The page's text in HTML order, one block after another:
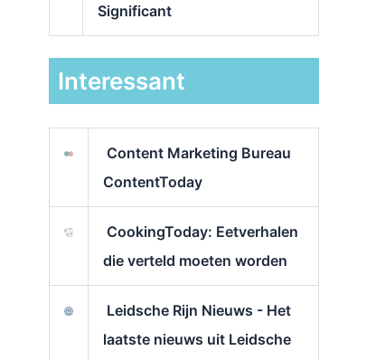
Significant
Interessant
Content Marketing Bureau
ContentToday
CookingToday: Eetverhalen
die verteld moeten worden
Leidsche Rijn Nieuws - Het
laatste nieuws uit Leidsche